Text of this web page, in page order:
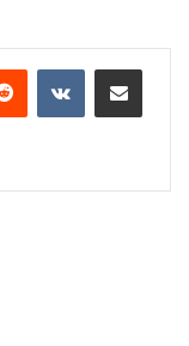
Reddit VKontakteE-Posta ile paylaş